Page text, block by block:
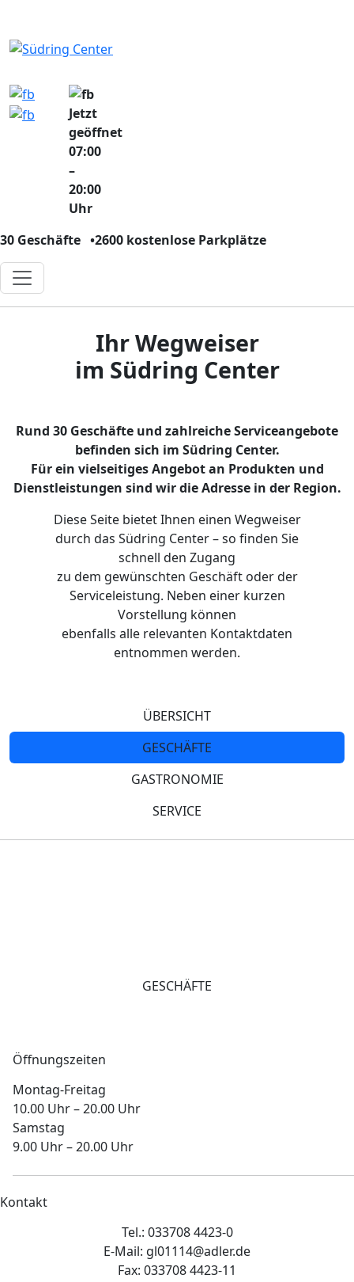
Jetzt
geöffnet
07:00
–
20:00
Uhr
30 Geschäfte •2600 kostenlose Parkplätze
Ihr Wegweiser
im Südring Center
Rund 30 Geschäfte und zahlreiche Serviceangebote
befinden sich im Südring Center.
Für ein vielseitiges Angebot an Produkten und
Dienstleistungen sind wir die Adresse in der Region.
Diese Seite bietet Ihnen einen Wegweiser
durch das Südring Center – so finden Sie
schnell den Zugang
zu dem gewünschten Geschäft oder der
Serviceleistung. Neben einer kurzen
Vorstellung können
ebenfalls alle relevanten Kontaktdaten
entnommen werden.
ÜBERSICHT
GESCHÄFTE
GASTRONOMIE
SERVICE
GESCHÄFTE
Öffnungszeiten
Montag-Freitag
10.00 Uhr – 20.00 Uhr
Samstag
9.00 Uhr – 20.00 Uhr
Kontakt
Tel.: 033708 4423-0
E-Mail: gl01114@adler.de
Fax: 033708 4423-11